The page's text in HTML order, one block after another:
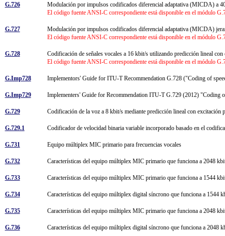
G.726
Modulación por impulsos codificados diferencial adaptativa (MICDA) a
El código fuente ANSI-C correspondiente está disponible en el módulo
G.727
Modulación por impulsos codificados diferencial adaptativa (MICDA)
El código fuente ANSI-C correspondiente está disponible en el módulo
G.728
Codificación de señales vocales a 16 kbit/s utilizando predicción lineal
El código fuente ANSI-C correspondiente está disponible en el módulo
G.Imp728 Implementors' Guide for ITU-T Recommendation G.728 ("Coding of
G.Imp729 Implementers' Guide for Recommendation ITU-T G.729 (2012)
G.729 Codificación de la voz a 8 kbit/s mediante predicción lineal con
G.729.1 Codificador de velocidad binaria variable incorporado basado en el
G.731 Equipo múltiplex MIC primario para frecuencias vocales
G.732 Características del equipo múltiplex MIC primario que funciona a 2048
G.733 Características del equipo múltiplex MIC primario que funciona a 1544
G.734 Características del equipo múltiplex digital síncrono que funciona a 1544
G.735 Características del equipo múltiplex MIC primario que funciona a 2048
G.736 Características del equipo múltiplex digital síncrono que funciona a 2048